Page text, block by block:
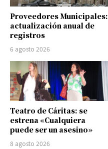
Proveedores Municipales:
actualización anual de
registros
6 agosto 2026
Teatro de Cáritas: se
estrena «Cualquiera
puede ser un asesino»
8 agosto 2026